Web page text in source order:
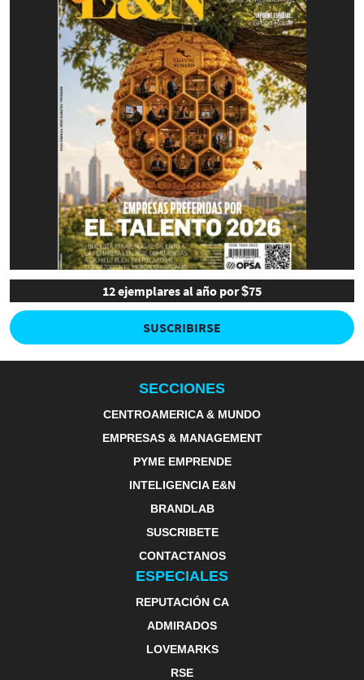
12 ejemplares al año por $75
SUSCRIBIRSE
SECCIONES
CENTROAMERICA & MUNDO
EMPRESAS & MANAGEMENT
PYME EMPRENDE
INTELIGENCIA E&N
BRANDLAB
SUSCRIBETE
CONTACTANOS
ESPECIALES
REPUTACIÓN CA
ADMIRADOS
LOVEMARKS
RSE